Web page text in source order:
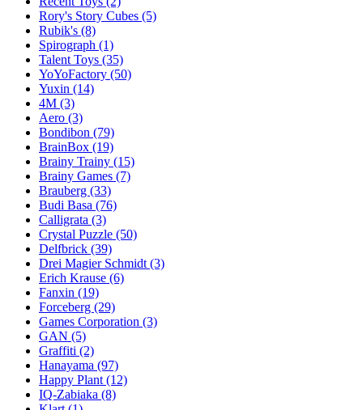
Rory's Story Cubes (5)
Rubik's (8)
Spirograph (1)
Talent Toys (35)
YoYoFactory (50)
Yuxin (14)
4M (3)
Aero (3)
Bondibon (79)
BrainBox (19)
Brainy Trainy (15)
Brainy Games (7)
Brauberg (33)
Budi Basa (76)
Calligrata (3)
Crystal Puzzle (50)
Delfbrick (39)
Drei Magier Schmidt (3)
Erich Krause (6)
Fanxin (19)
Forceberg (29)
Games Corporation (3)
GAN (5)
Graffiti (2)
Hanayama (97)
Happy Plant (12)
IQ-Zabiaka (8)